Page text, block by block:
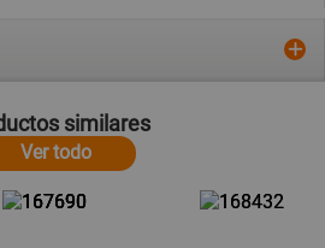
similares
Ver todo